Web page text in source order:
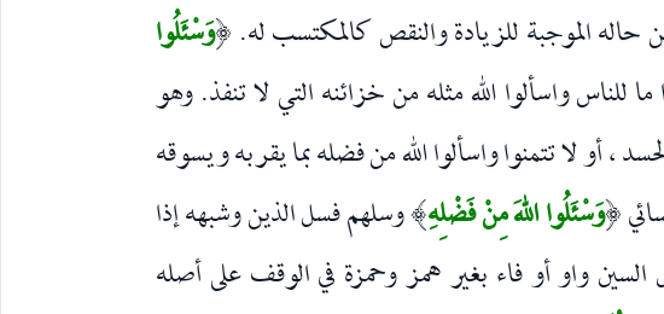
الموجبة للزيادة والنقص كالمكتسب له. (وَسْئَلُوا
للناس واسألوا الله مثله من خزائنه التي لا تنفذ. وهو
، أو لا تتمنوا واسألوا الله من فضله بما يقربه ويسوقه
(وَسْئَلُوا اللهَ مِنْ فَضْلِهِ)وسلهم فسل الذين وشبهه إذا
واو أو فاء بغير همز وحمزة في الوقف على أصله